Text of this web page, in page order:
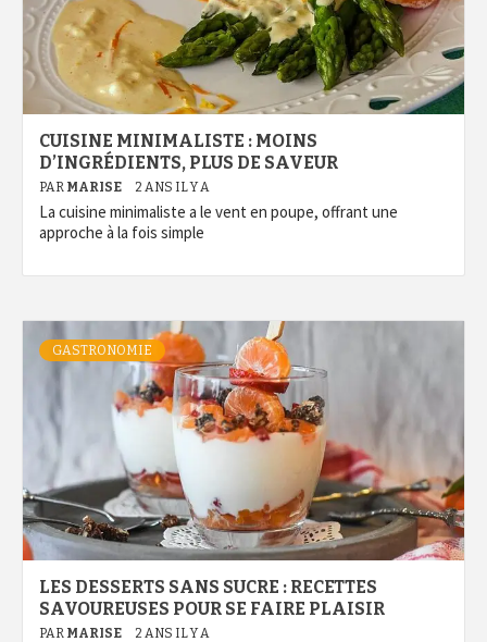
CUISINE MINIMALISTE : MOINS
D’INGRÉDIENTS, PLUS DE SAVEUR
PAR MARISE 2 ANS IL Y A
La cuisine minimaliste a le vent en poupe, offrant une
approche à la fois simple
GASTRONOMIE
LES DESSERTS SANS SUCRE : RECETTES
SAVOUREUSES POUR SE FAIRE PLAISIR
PAR MARISE 2 ANS IL Y A